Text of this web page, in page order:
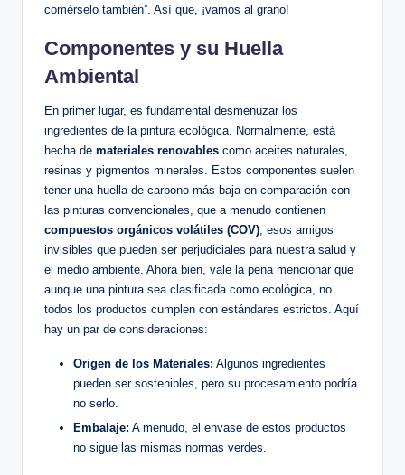
comérselo también”. Así que, ¡vamos al grano!
Componentes y su Huella
Ambiental
En primer lugar, es fundamental desmenuzar los
ingredientes de la pintura ecológica. Normalmente, está
hecha de materiales renovables como aceites naturales,
resinas y pigmentos minerales. Estos componentes suelen
tener una huella de carbono más baja en comparación con
las pinturas convencionales, que a menudo contienen
compuestos orgánicos volátiles (COV), esos amigos
invisibles que pueden ser perjudiciales para nuestra salud y
el medio ambiente. Ahora bien, vale la pena mencionar que
aunque una pintura sea clasificada como ecológica, no
todos los productos cumplen con estándares estrictos. Aquí
hay un par de consideraciones:
Origen de los Materiales: Algunos ingredientes
pueden ser sostenibles, pero su procesamiento podría
no serlo.
Embalaje: A menudo, el envase de estos productos
no sigue las mismas normas verdes.